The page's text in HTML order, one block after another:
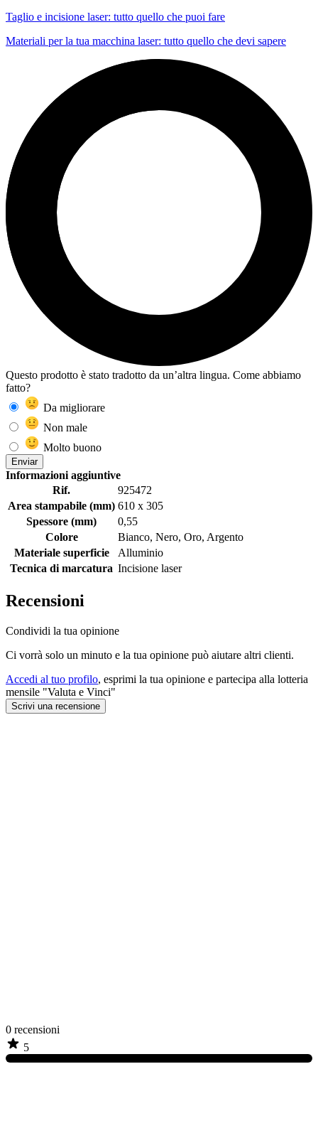
Taglio e incisione laser: tutto quello che puoi fare
Materiali per la tua macchina laser: tutto quello che devi sapere
Questo prodotto è stato tradotto da un’altra lingua. Come abbiamo
fatto?
Da migliorare
Non male
Molto buono
Enviar
Informazioni aggiuntive
Rif.
925472
Area stampabile (mm) 610 x 305
Spessore (mm)
0,55
Colore
Bianco, Nero, Oro, Argento
Materiale superficie
Alluminio
Tecnica di marcatura Incisione laser
Recensioni
Condividi la tua opinione
Ci vorrà solo un minuto e la tua opinione può aiutare altri clienti.
Accedi al tuo profilo, esprimi la tua opinione e partecipa alla lotteria
mensile "Valuta e Vinci"
Scrivi una recensione
0 recensioni
5